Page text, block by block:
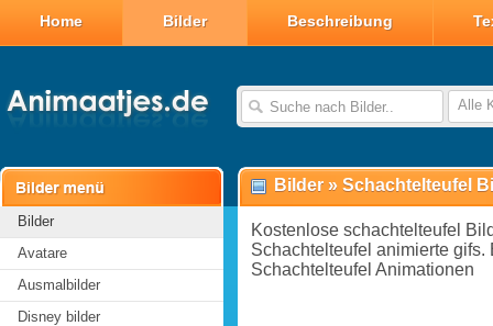
Home Bilder Beschreibung
Alle
Bilder
Avatare
Ausmalbilder
Disney bilder
Bilder » Schachtelteufel
Kostenlose schachtelteufel
Schachtelteufel animierte
Schachtelteufel Animationen